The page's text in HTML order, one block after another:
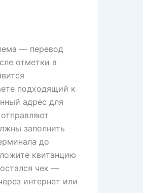
— перевод
отметки в
подходящий к
адрес для
заполнить
до
квитанцию
чек —
интернет или